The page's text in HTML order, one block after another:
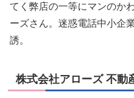
てく弊店の一等にマンのか
ーズさん。迷惑電話中小企
誘。
株式会社アローズ 不動